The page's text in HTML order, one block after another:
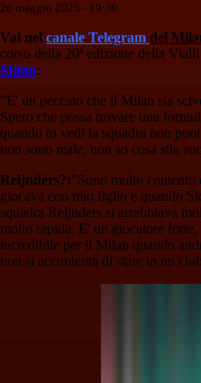
26 maggio 2025 - 19:30
Vai nel canale Telegram del
corso della 20ª edizione della
Milan:
"E' un peccato che il Milan sia
Spero che possa trovare una
quando tu vedi la squadra non
non sono male, non so cosa stia
Reijnders?:"Sono molto contento
giocava con mio figlio e quando
squadra Reijnders si arrabbiava
molto rapida. E' un giocatore forte,
incredibile per il Milan quando
non si accontenta di stare in un